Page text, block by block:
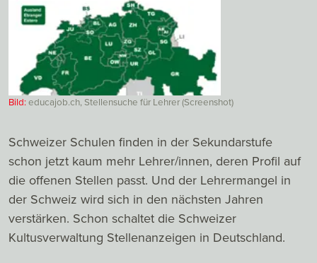
Bild:educajob.ch, Stellensuche für Lehrer (Screenshot)
Schweizer Schulen finden in der Sekundarstufe
schon jetzt kaum mehr Lehrer/innen, deren Profil auf
die offenen Stellen passt. Und der Lehrermangel in
der Schweiz wird sich in den nächsten Jahren
verstärken. Schon schaltet die Schweizer
Kultusverwaltung Stellenanzeigen in Deutschland.